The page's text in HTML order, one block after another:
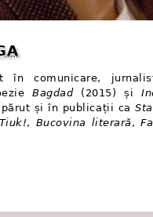
în comunicare,
Bagdad (2015) și
și în publicații ca
Tiuk!, Bucovina literară,